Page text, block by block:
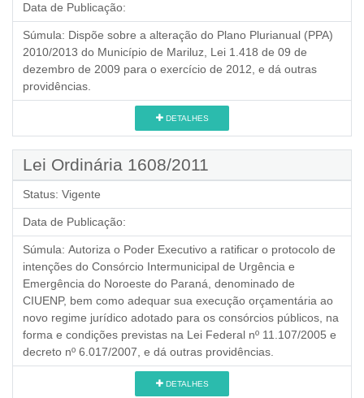
Data de Publicação:
Súmula: Dispõe sobre a alteração do Plano Plurianual (PPA)
2010/2013 do Município de Mariluz, Lei 1.418 de 09 de
dezembro de 2009 para o exercício de 2012, e dá outras
providências.
DETALHES
Lei Ordinária 1608/2011
Status: Vigente
Data de Publicação:
Súmula: Autoriza o Poder Executivo a ratificar o protocolo de
intenções do Consórcio Intermunicipal de Urgência e
Emergência do Noroeste do Paraná, denominado de
CIUENP, bem como adequar sua execução orçamentária ao
novo regime jurídico adotado para os consórcios públicos, na
forma e condições previstas na Lei Federal nº 11.107/2005 e
decreto nº 6.017/2007, e dá outras providências.
DETALHES